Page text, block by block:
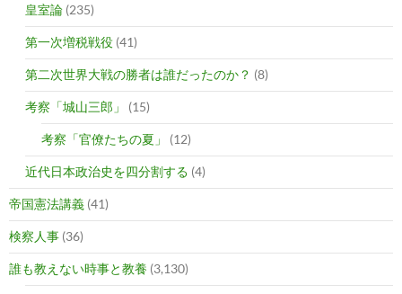
皇室論 (235)
第一次増税戦役 (41)
第二次世界大戦の勝者は誰だったのか？ (8)
考察「城山三郎」 (15)
考察「官僚たちの夏」 (12)
近代日本政治史を四分割する (4)
帝国憲法講義 (41)
検察人事 (36)
誰も教えない時事と教養 (3,130)